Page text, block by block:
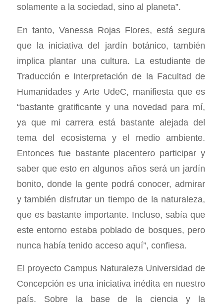
solamente a la sociedad, sino al planeta”.
En tanto, Vanessa Rojas Flores, está segura
que la iniciativa del jardín botánico, también
implica plantar una cultura. La estudiante de
Traducción e Interpretación de la Facultad de
Humanidades y Arte UdeC, manifiesta que es
“bastante gratificante y una novedad para mí,
ya que mi carrera está bastante alejada del
tema del ecosistema y el medio ambiente.
Entonces fue bastante placentero participar y
saber que esto en algunos años será un jardín
bonito, donde la gente podrá conocer, admirar
y también disfrutar un tiempo de la naturaleza,
que es bastante importante. Incluso, sabía que
este entorno estaba poblado de bosques, pero
nunca había tenido acceso aquí”, confiesa.
El proyecto Campus Naturaleza Universidad de
Concepción es una iniciativa inédita en nuestro
país. Sobre la base de la ciencia y la